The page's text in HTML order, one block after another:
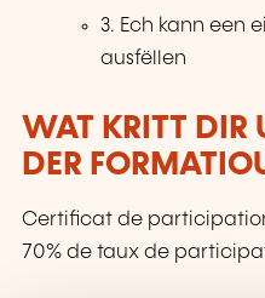
3. Ech kann een
ausfëllen
WAT KRITT DIR
DER
Certificat de
70% de taux de